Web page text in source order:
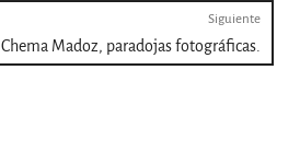
Siguiente
Chema Madoz, paradojas fotográficas.